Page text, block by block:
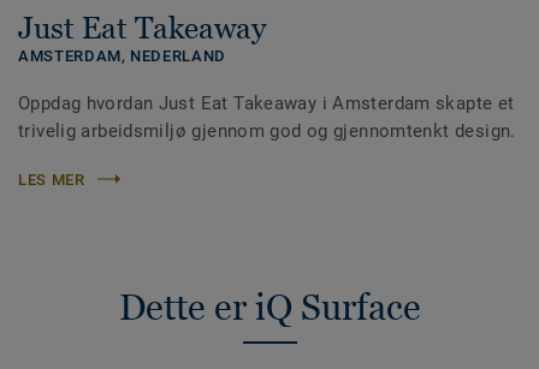
Just Eat Takeaway
AMSTERDAM, NEDERLAND
Oppdag hvordan Just Eat Takeaway i Amsterdam skapte et
trivelig arbeidsmiljø gjennom god og gjennomtenkt design.
LES MER
Dette er iQ Surface